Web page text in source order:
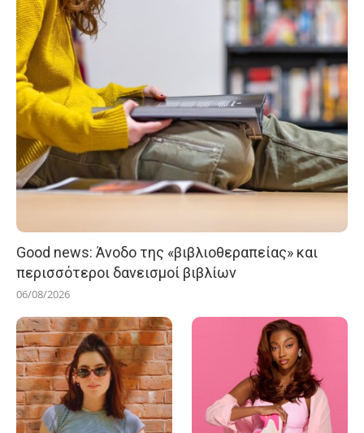
Good news: Άνοδο της «βιβλιοθεραπείας» και
περισσότεροι δανεισμοί βιβλίων
06/08/2026